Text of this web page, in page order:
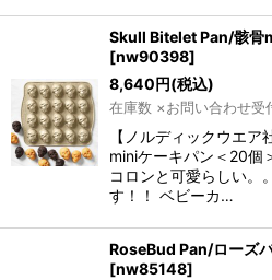
Skull Bitelet Pan/骸骨
[nw90398]
8,640円(税込)
在庫数 ×お問い合わせ受
【ノルディックウエ
miniケーキパン＜20個
コロンと可愛らしい。
す！！ ベビーカ…
RoseBud Pan/ローズ
[nw85148]